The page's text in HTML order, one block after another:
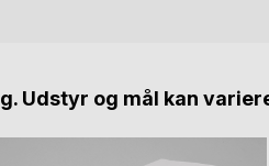
Udstyr og mål kan